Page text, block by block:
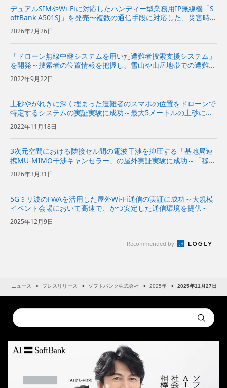
デュアルSIMやWi-Fiに対応したハンディー型業務用IP無線機「S
oftBank A501SJ」を発売〜複数の通信手段に対応した、災害時で
も使用できる多機能モデル〜
2026年2月26日
「ドローン無線中継システムを用いた遭難者捜索支援システム」
を開発～捜索者の位置情報を把握し、雪山や山岳地帯での遭難者
救助をより安全かつ円滑に～
2022年9月22日
土砂やがれきに深く埋まった遭難者のスマホの位置をドローンで
特定するシステムの実証実験に成功～最大5メートルの土砂に埋
まったスマホの位置を特定、2機の有線給電ドローンの活用で障
害物を回避しながら連続100時間以上の捜索が可能～ | 企業・I
R...
2022年11月18日
3次元空間における隣接セル間の電波干渉を抑圧する「基地局連
携MU-MIMO干渉キャンセラー」の屋外実証実験に成功～「移動
通信三次元空間セル構成」の実現に向けて、上空のドローンと地
上のスマホの電波干渉を抑圧～
2026年3月31日
5Gミリ波のFWAを活用した屋外Wi-Fi通信の実証に成功～大規模
イベント会場において高速で、かつ安定した通信環境を提供～
2025年12月9日
Recommended by
ニュース プレスリリース ソフトバンク株式会社 2025年 2025年11月27日
Conduct
a
Submit